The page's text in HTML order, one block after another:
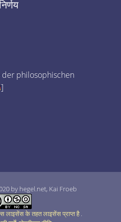
der philosophischen
]
by hegel.net, Kai Froeb
लाइसेंस के तहत लाइसेंस प्राप्त है.